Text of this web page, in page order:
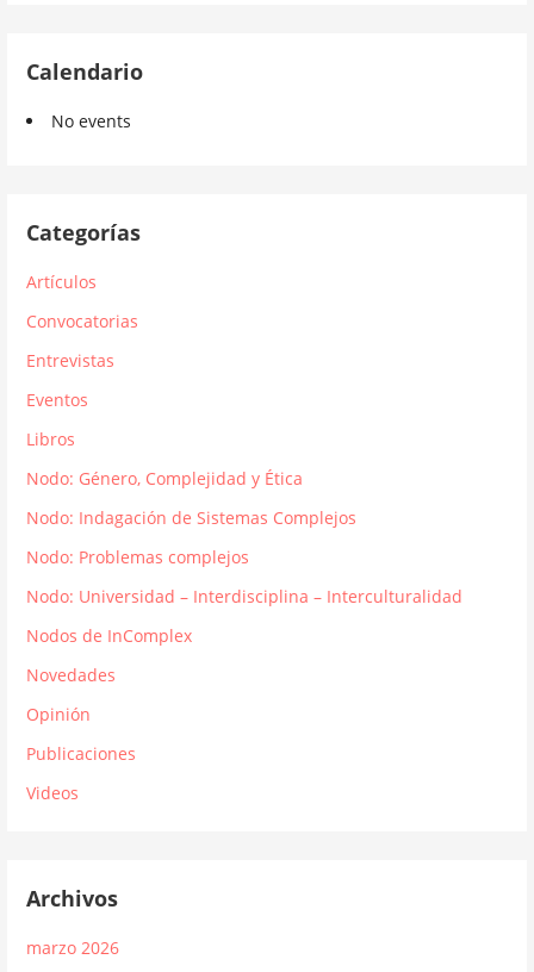
Calendario
No events
Categorías
Artículos
Convocatorias
Entrevistas
Eventos
Libros
Nodo: Género, Complejidad y Ética
Nodo: Indagación de Sistemas Complejos
Nodo: Problemas complejos
Nodo: Universidad – Interdisciplina – Interculturalidad
Nodos de InComplex
Novedades
Opinión
Publicaciones
Videos
Archivos
marzo 2026